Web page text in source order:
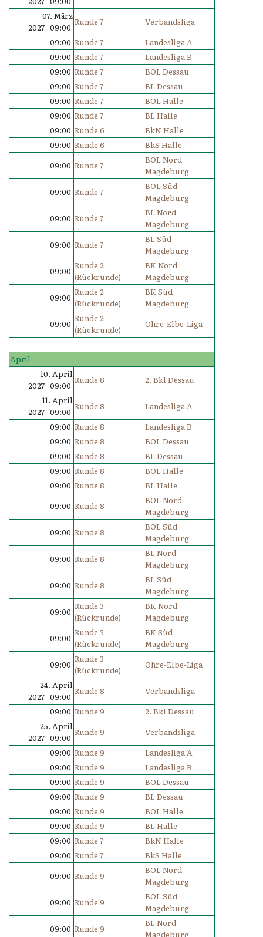
07. März
2027 09:00
Runde 7
Verbandsliga
09:00 Runde 7
Landesliga A
09:00 Runde 7
Landesliga B
09:00 Runde 7
BOL Dessau
09:00 Runde 7
BL Dessau
09:00 Runde 7
BOL Halle
09:00 Runde 7
BL Halle
09:00 Runde 6
BkN Halle
09:00 Runde 6
BkS Halle
09:00 Runde 7
BOL Nord
Magdeburg
09:00 Runde 7
BOL Süd
Magdeburg
09:00 Runde 7
BL Nord
Magdeburg
09:00 Runde 7
BL Süd
Magdeburg
09:00
Runde 2
(Rückrunde)
BK Nord
Magdeburg
09:00
Runde 2
(Rückrunde)
BK Süd
Magdeburg
09:00
Runde 2
(Rückrunde)
Ohre-Elbe-Liga
April
10. April
2027 09:00
Runde 8
2. Bkl Dessau
11. April
2027 09:00
Runde 8
Landesliga A
09:00 Runde 8
Landesliga B
09:00 Runde 8
BOL Dessau
09:00 Runde 8
BL Dessau
09:00 Runde 8
BOL Halle
09:00 Runde 8
BL Halle
09:00 Runde 8
BOL Nord
Magdeburg
09:00 Runde 8
BOL Süd
Magdeburg
09:00 Runde 8
BL Nord
Magdeburg
09:00 Runde 8
BL Süd
Magdeburg
09:00
Runde 3
(Rückrunde)
BK Nord
Magdeburg
09:00
Runde 3
(Rückrunde)
BK Süd
Magdeburg
09:00
Runde 3
(Rückrunde)
Ohre-Elbe-Liga
24. April
2027 09:00
Runde 8
Verbandsliga
09:00 Runde 9
2. Bkl Dessau
25. April
2027 09:00
Runde 9
Verbandsliga
09:00 Runde 9
Landesliga A
09:00 Runde 9
Landesliga B
09:00 Runde 9
BOL Dessau
09:00 Runde 9
BL Dessau
09:00 Runde 9
BOL Halle
09:00 Runde 9
BL Halle
09:00 Runde 7
BkN Halle
09:00 Runde 7
BkS Halle
09:00 Runde 9
BOL Nord
Magdeburg
09:00 Runde 9
BOL Süd
Magdeburg
09:00 Runde 9
BL Nord
Magdeburg